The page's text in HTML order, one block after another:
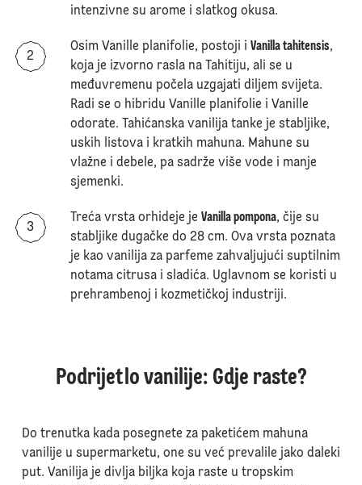
intenzivne su arome i slatkog okusa.
Osim Vanille planifolie, postoji i Vanilla tahitensis,
koja je izvorno rasla na Tahitiju, ali se u
međuvremenu počela uzgajati diljem svijeta.
Radi se o hibridu Vanille planifolie i Vanille
odorate. Tahićanska vanilija tanke je stabljike,
uskih listova i kratkih mahuna. Mahune su
vlažne i debele, pa sadrže više vode i manje
sjemenki.
Treća vrsta orhideje je Vanilla pompona, čije su
stabljike dugačke do 28 cm. Ova vrsta poznata
je kao vanilija za parfeme zahvaljujući suptilnim
notama citrusa i sladića. Uglavnom se koristi u
prehrambenoj i kozmetičkoj industriji.
Podrijetlo vanilije: Gdje raste?
Do trenutka kada posegnete za paketićem mahuna
vanilije u supermarketu, one su već prevalile jako daleki
put. Vanilija je divlja biljka koja raste u tropskim